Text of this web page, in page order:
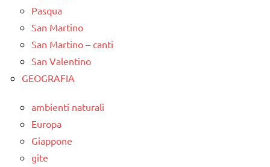
Pasqua
San Martino
San Martino – canti
San Valentino
GEOGRAFIA
ambienti naturali
Europa
Giappone
gite